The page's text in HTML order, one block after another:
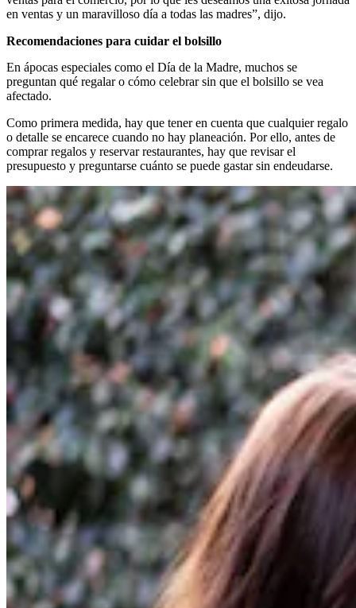
en ventas y un maravilloso día a todas las madres”, dijo.
Recomendaciones para cuidar el bolsillo
En ápocas especiales como el Día de la Madre, muchos se
preguntan qué regalar o cómo celebrar sin que el bolsillo se vea
afectado.
Como primera medida, hay que tener en cuenta que cualquier regalo
o detalle se encarece cuando no hay planeación. Por ello, antes de
comprar regalos y reservar restaurantes, hay que revisar el
presupuesto y preguntarse cuánto se puede gastar sin endeudarse.